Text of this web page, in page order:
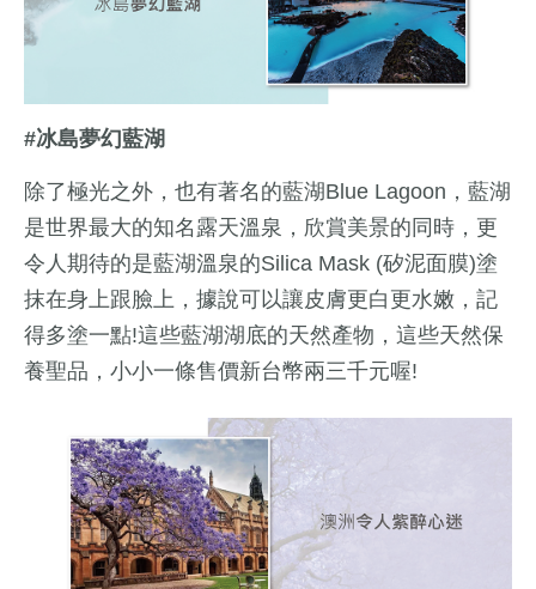
#冰島夢幻藍湖
除了極光之外，也有著名的藍湖Blue Lagoon，藍湖
是世界最大的知名露天溫泉，欣賞美景的同時，更
令人期待的是藍湖溫泉的Silica Mask (矽泥面膜)塗
抹在身上跟臉上，據說可以讓皮膚更白更水嫩，記
得多塗一點!這些藍湖湖底的天然產物，這些天然保
養聖品，小小一條售價新台幣兩三千元喔!